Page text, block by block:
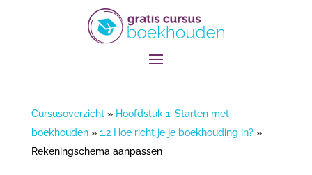
Cursusoverzicht» Hoofdstuk 1: Starten met
boekhouden» 1.2 Hoe richt je je boekhouding in?»
Rekeningschema aanpassen